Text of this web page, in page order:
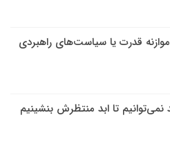
قدرت يا سياست‌هاى راهبردى
نمى‌توانيم تا ابد منتظرش بنشينيم